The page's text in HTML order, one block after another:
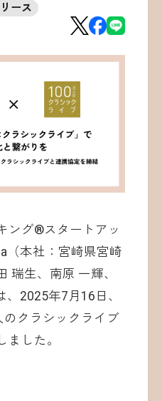
わせ
Rights Reserved.
ース
ング®︎スタートアッ
（本社：宮崎県宮崎
瑞生、南原 一輝、
、2025年7月16日、
クラシックライブ
ました。